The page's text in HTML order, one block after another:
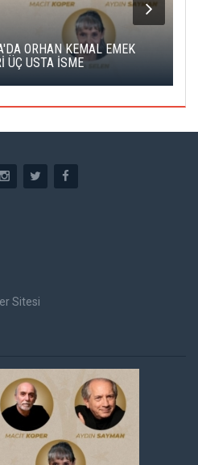
ORHAN KEMAL EMEK
ÜÇ USTA İSME
Sitesi